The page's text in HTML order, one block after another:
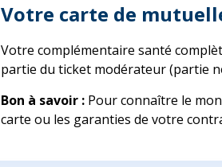
Votre carte de
Votre complémentaire santé
partie du ticket modérateur (partie
Bon à savoir : Pour connaître le
carte ou les garanties de votre